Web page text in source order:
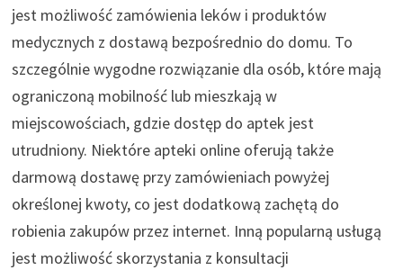
jest możliwość zamówienia leków i produktów
medycznych z dostawą bezpośrednio do domu. To
szczególnie wygodne rozwiązanie dla osób, które mają
ograniczoną mobilność lub mieszkają w
miejscowościach, gdzie dostęp do aptek jest
utrudniony. Niektóre apteki online oferują także
darmową dostawę przy zamówieniach powyżej
określonej kwoty, co jest dodatkową zachętą do
robienia zakupów przez internet. Inną popularną usługą
jest możliwość skorzystania z konsultacji